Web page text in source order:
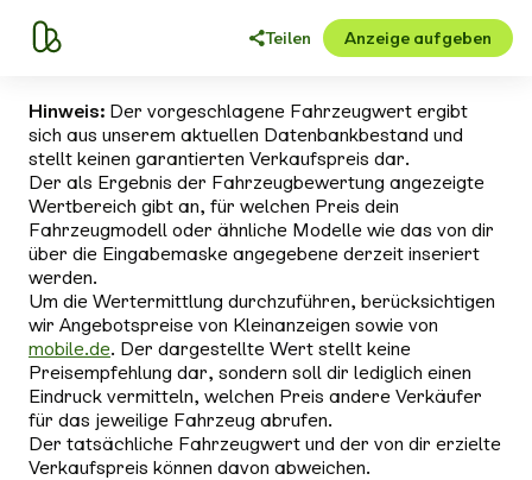
Teilen Anzeige aufgeben
Hinweis: Der vorgeschlagene Fahrzeugwert ergibt
sich aus unserem aktuellen Datenbankbestand und
stellt keinen garantierten Verkaufspreis dar.
Der als Ergebnis der Fahrzeugbewertung angezeigte
Wertbereich gibt an, für welchen Preis dein
Fahrzeugmodell oder ähnliche Modelle wie das von dir
über die Eingabemaske angegebene derzeit inseriert
werden.
Um die Wertermittlung durchzuführen, berücksichtigen
wir Angebotspreise von Kleinanzeigen sowie von
mobile.de. Der dargestellte Wert stellt keine
Preisempfehlung dar, sondern soll dir lediglich einen
Eindruck vermitteln, welchen Preis andere Verkäufer
für das jeweilige Fahrzeug abrufen.
Der tatsächliche Fahrzeugwert und der von dir erzielte
Verkaufspreis können davon abweichen.